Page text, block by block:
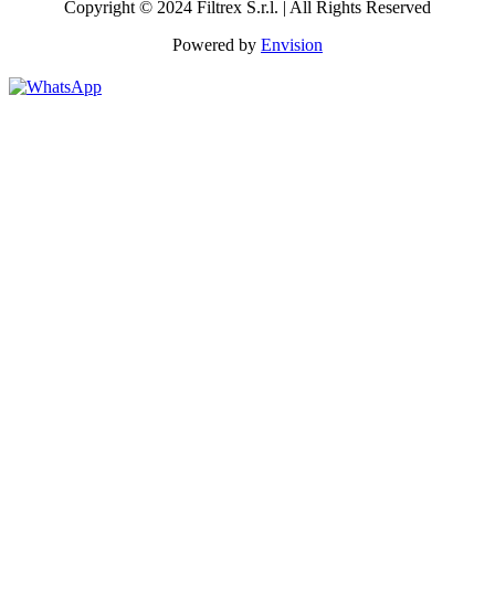
Copyright © 2024 Filtrex S.r.l. | All Rights Reserved
Powered by Envision